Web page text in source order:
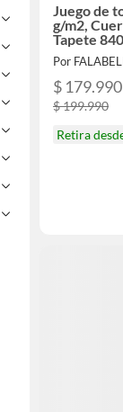
Juego de
g/m2,
Tapete
Toallas
Toallas
Tapete
Por
$ 179.990
$ 199.990
Retira